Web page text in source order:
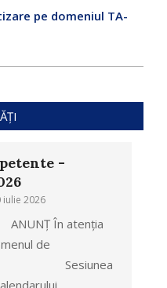
pe domeniul TA-
-
iulie 2026
atenția
de
Sesiunea